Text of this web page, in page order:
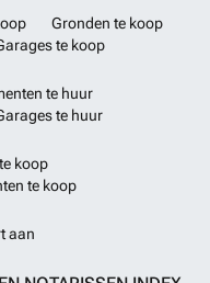
Gronden te koop
te koop
te huur
te huur
koop
te koop
aan